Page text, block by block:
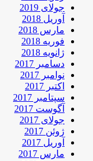
جولای 2019
آوریل 2018
مارس 2018
فوریه 2018
ژانویه 2018
دسامبر 2017
نوامبر 2017
اکتبر 2017
سپتامبر 2017
آگوست 2017
جولای 2017
ژوئن 2017
آوریل 2017
مارس 2017